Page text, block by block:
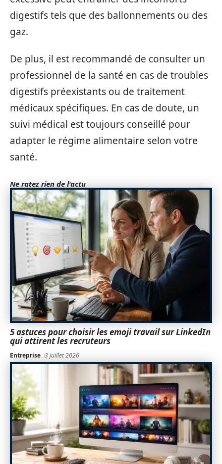
digestifs tels que des ballonnements ou des
gaz.
De plus, il est recommandé de consulter un
professionnel de la santé en cas de troubles
digestifs préexistants ou de traitement
médicaux spécifiques. En cas de doute, un
suivi médical est toujours conseillé pour
adapter le régime alimentaire selon votre
santé.
Ne ratez rien de l'actu
5 astuces pour choisir les emoji travail sur LinkedIn
qui attirent les recruteurs
Entreprise 3 juillet 2026